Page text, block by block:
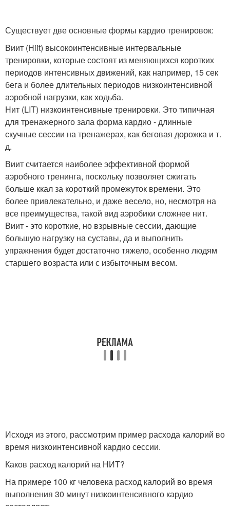
Существует две основные формы кардио тренировок:
Виит (Hiit) высокоинтенсивные интервальные
тренировки, которые состоят из меняющихся коротких
периодов интенсивных движений, как например, 15 сек
бега и более длительных периодов низкоинтенсивной
аэробной нагрузки, как ходьба.
Нит (LIT) низкоинтенсивные тренировки. Это типичная
для тренажерного зала форма кардио - длинные
скучные сессии на тренажерах, как беговая дорожка и т.
д.
Виит считается наиболее эффективной формой
аэробного тренинга, поскольку позволяет сжигать
больше ккал за короткий промежуток времени. Это
более привлекательно, и даже весело, но, несмотря на
все преимущества, такой вид аэробики сложнее нит.
Виит - это короткие, но взрывные сессии, дающие
большую нагрузку на суставы, да и выполнить
упражнения будет достаточно тяжело, особенно людям
старшего возраста или с избыточным весом.
Исходя из этого, рассмотрим пример расхода калорий во
время низкоинтенсивной кардио сессии.
Каков расход калорий на НИТ?
На примере 100 кг человека расход калорий во время
выполнения 30 минут низкоинтенсивного кардио